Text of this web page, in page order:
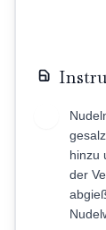
hinzu
der